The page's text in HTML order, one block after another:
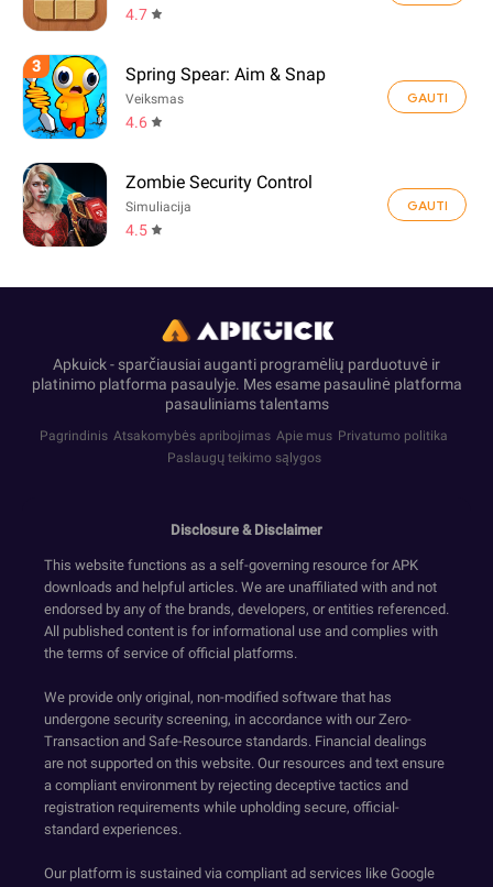
4.7
3 Spring Spear: Aim & Snap
Veiksmas
4.6
GAUTI
Zombie Security Control
Simuliacija
4.5
GAUTI
Apkuick - sparčiausiai auganti programėlių parduotuvė ir
platinimo platforma pasaulyje. Mes esame pasaulinė platforma
pasauliniams talentams
Pagrindinis Atsakomybės apribojimas Apie mus Privatumo politika
Paslaugų teikimo sąlygos
Disclosure & Disclaimer
This website functions as a self-governing resource for APK
downloads and helpful articles. We are unaffiliated with and not
endorsed by any of the brands, developers, or entities referenced.
All published content is for informational use and complies with
the terms of service of official platforms.
We provide only original, non-modified software that has
undergone security screening, in accordance with our Zero-
Transaction and Safe-Resource standards. Financial dealings
are not supported on this website. Our resources and text ensure
a compliant environment by rejecting deceptive tactics and
registration requirements while upholding secure, official-
standard experiences.
Our platform is sustained via compliant ad services like Google